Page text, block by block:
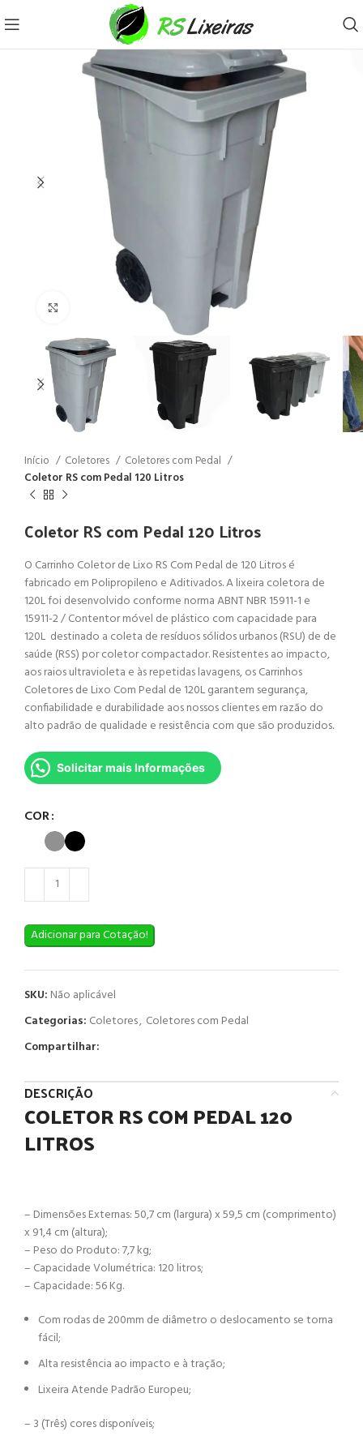
Clique para ampliar
Início Coletores
Coletores com Pedal
Coletor RS com Pedal 120 Litros
Coletor RS com Pedal 120 Litros
O Carrinho Coletor de Lixo RS Com Pedal de 120 Litros é
fabricado em Polipropileno e Aditivados. A lixeira coletora de
120L foi desenvolvido conforme norma ABNT NBR 15911-1 e
15911-2 / Contentor móvel de plástico com capacidade para
120L destinado a coleta de resíduos sólidos urbanos (RSU) de de
saúde (RSS) por coletor compactador. Resistentes ao impacto,
aos raios ultravioleta e às repetidas lavagens, os Carrinhos
Coletores de Lixo Com Pedal de 120L garantem segurança,
confiabilidade e durabilidade aos nossos clientes em razão do
alto padrão de qualidade e resistência com que são produzidos.
Solicitar mais Informações
COR
Adicionar para Cotação!
SKU: Não aplicável
Categorias: Coletores, Coletores com Pedal
Compartilhar:
DESCRIÇÃO
COLETOR RS COM PEDAL 120
LITROS
– Dimensões Externas: 50,7 cm (largura) x 59,5 cm (comprimento)
x 91,4 cm (altura);
– Peso do Produto: 7,7 kg;
– Capacidade Volumétrica: 120 litros;
– Capacidade: 56 Kg.
Com rodas de 200mm de diâmetro o deslocamento se torna
fácil;
Alta resistência ao impacto e à tração;
Lixeira Atende Padrão Europeu;
– 3 (Três) cores disponíveis;